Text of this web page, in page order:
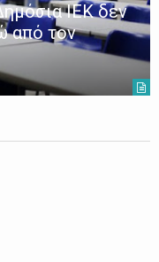
ΙΕΚ δεν
από τον